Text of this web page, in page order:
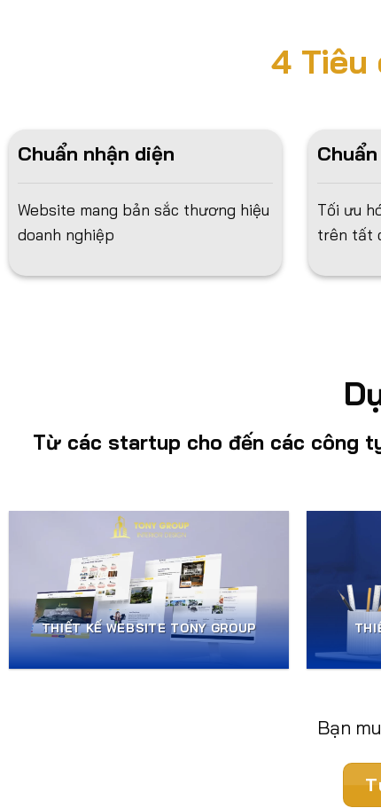
4 Tiêu
Chuẩn nhận diện
Website mang bản sắc thương hiệu
doanh nghiệp
Tối ưu
trên tất
Từ các startup cho đến các công
THIẾT KẾ WEBSITE TONY GROUP
Bạn